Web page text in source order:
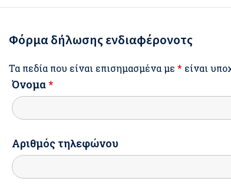
Φόρμα δήλωσης ενδιαφέρονοτς
Τα πεδία που είναι επισημασμένα με * είναι
Όνομα *
Αριθμός τηλεφώνου